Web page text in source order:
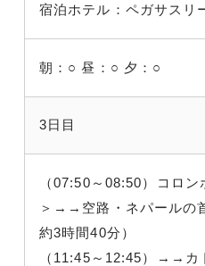
宿泊ホテル：ペガサスリ
朝：○ 昼：○ 夕：○
3日目
（07:50～08:50）コロ
＞→→空路・ネパールの
約3時間40分）
（11:45～12:45）→→カ